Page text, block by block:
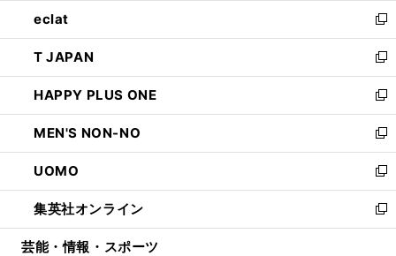
く
で
開
く
ド
ウ
で
開
く
ィ
ン
ド
ウ
で
開
く
し
い
ウ
ィ
ン
ド
ウ
で
開
く
eclat
新
し
い
ウ
ィ
ン
ド
ウ
で
開
く
T JAPAN
新
し
い
ウ
ィ
ン
ド
ウ
で
開
HAPPY PLUS ONE
新
し
い
ウ
ィ
ン
ド
ウ
MEN'S NON-NO
新
し
い
ウ
ィ
ン
UOMO
新
し
い
ウ
集英社オンライン
新
し
芸能・情報・スポーツ